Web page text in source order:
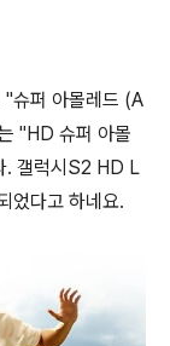
슈퍼 아몰레드 (A
"HD 슈퍼 아몰
. 갤럭시S2 HD L
었다고 하네요.